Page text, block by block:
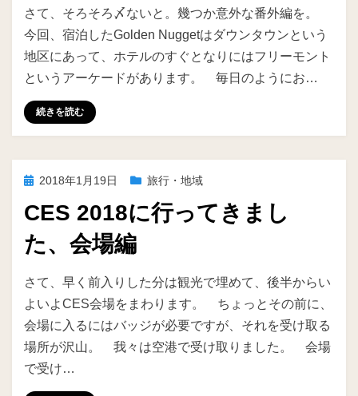
投稿者 ike
さて、そろそろ〆ないと。幾つか意外な番外編を。
今回、宿泊したGolden Nuggetはダウンタウンという
地区にあって、ホテルのすぐとなりにはフリーモント
というアーケードがあります。 毎日のようにお…
続きを読む
投
日:
2018年1月19日 旅行・地域
CES 2018に行ってきまし
た、会場編
投稿者 ike
さて、早く前入りした分は観光で埋めて、後半からい
よいよCES会場をまわります。 ちょっとその前に、
会場に入るにはバッジが必要ですが、それを受け取る
場所が沢山。 我々は空港で受け取りました。 会場
で受け…